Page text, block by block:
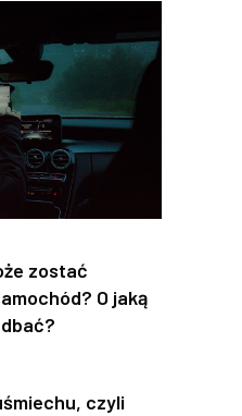
zostać
O jaką
czyli